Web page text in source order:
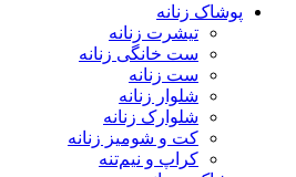
پوشاک زنانه
تیشرت زنانه
ست خانگی زنانه
ست زنانه
شلوار زنانه
شلوارک زنانه
کت و شومیز زنانه
کراپ و نیم‌تنه